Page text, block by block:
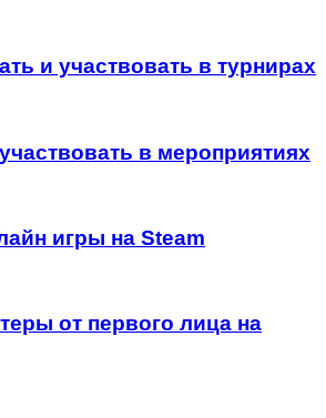
и участвовать в турнирах
в мероприятиях
игры на Steam
от первого лица на